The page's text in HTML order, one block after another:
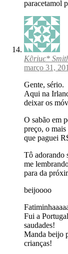
paracetamol
K∂riиє*
março 31,
Gente, sério.
Aqui na
deixar os
O sabão em
preço, o
que paguei
Tô adorando
me
para da
beijoooo
Fui a
saudades!
Manda beijo
crianças!